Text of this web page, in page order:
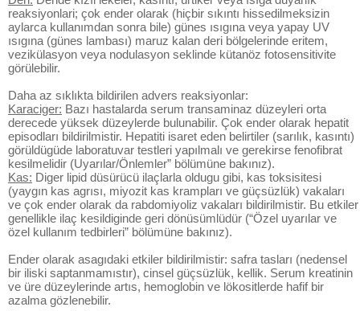
reaksiyonlari; çok ender olarak (hiçbir sıkıntı hissedilmeksizin
aylarca kullanımdan sonra bile) günes ısıgına veya yapay UV
ısıgına (günes lambası) maruz kalan deri bölgelerinde eritem,
vezikülasyon veya nodulasyon seklinde kütanöz fotosensitivite
görülebilir.
Daha az sıklıkta bildirilen advers reaksiyonlar:
Karaciger: Bazı hastalarda serum transaminaz düzeyleri orta
derecede yüksek düzeylerde bulunabilir. Çok ender olarak hepatit
episodları bildirilmistir. Hepatiti isaret eden belirtiler (sarılık, kasıntı)
görüldügüde laboratuvar testleri yapılmalı ve gerekirse fenofibrat
kesilmelidir (Uyarılar/Önlemler” bölümüne bakınız).
Kas: Diger lipid düsürücü ilaçlarla oldugu gibi, kas toksisitesi
(yaygın kas agrısı, miyozit kas krampları ve güçsüzlük) vakaları
ve çok ender olarak da rabdomiyoliz vakaları bildirilmistir. Bu etkiler
genellikle ilaç kesildiginde geri dönüsümlüdür (“Özel uyarılar ve
özel kullanım tedbirleri” bölümüne bakınız).
Ender olarak asagıdaki etkiler bildirilmistir: safra tasları (nedensel
bir iliski saptanmamıstır), cinsel güçsüzlük, kellik. Serum kreatinin
ve üre düzeylerinde artıs, hemoglobin ve lökositlerde hafif bir
azalma gözlenebilir.